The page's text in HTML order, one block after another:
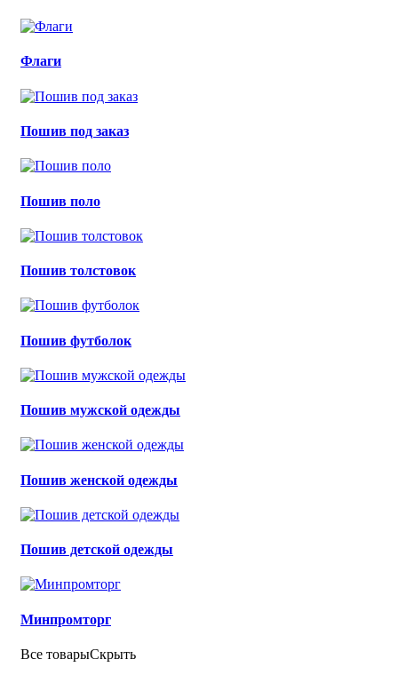
Флаги
Пошив под заказ
Пошив поло
Пошив толстовок
Пошив футболок
Пошив мужской одежды
Пошив женской одежды
Пошив детской одежды
Минпромторг
Все товарыСкрыть